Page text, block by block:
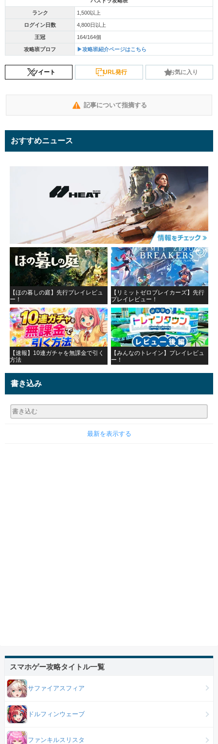
ランク 1,500以上
ログイン日数 4,800日以上
王冠 164/164個
攻略班プロフ ▶攻略班紹介ページはこちら
ツイート URL発行 お気に入り
記事について指摘する
おすすめニュース
【ほの暮しの庭】先行プレイレビュ
ー！
【リミットゼロブレイカーズ】先行
プレイレビュー！
【速報】10連ガチャを無課金で引く
方法
【みんなのトレイン】プレイレビュ
ー！
書き込み
最新を表示する
スマホゲー攻略タイトル一覧
サファイアスフィア
ドルフィンウェーブ
ファンキルスリスタ